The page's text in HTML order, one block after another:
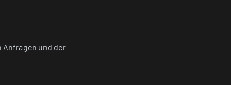
Anfragen und der